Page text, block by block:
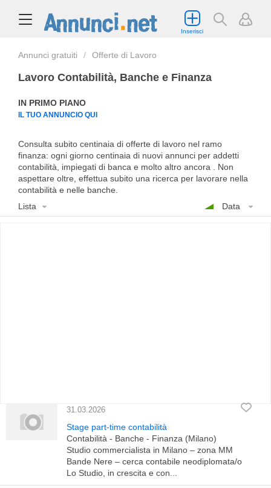
Inserisci
Annunci gratuiti Offerte di Lavoro
Lavoro Contabilità, Banche e Finanza
IN PRIMO PIANO
IL TUO ANNUNCIO QUI
Consulta subito centinaia di offerte di lavoro nel ramo
finanza: ogni giorno centinaia di nuovi annunci per addetti
contabilità, impiegati di banca e molto altro ancora . Non
aspettare oltre, effettua subito una ricerca per lavorare nella
contabilità e nelle banche.
Lista
Data
31.03.2026
Stage part-time contabilità
Contabilità - Banche - Finanza (Milano)
Studio commercialista in Milano – zona MM
Bande Nere – cerca contabile neodiplomata/o
Lo Studio, in crescita e con...